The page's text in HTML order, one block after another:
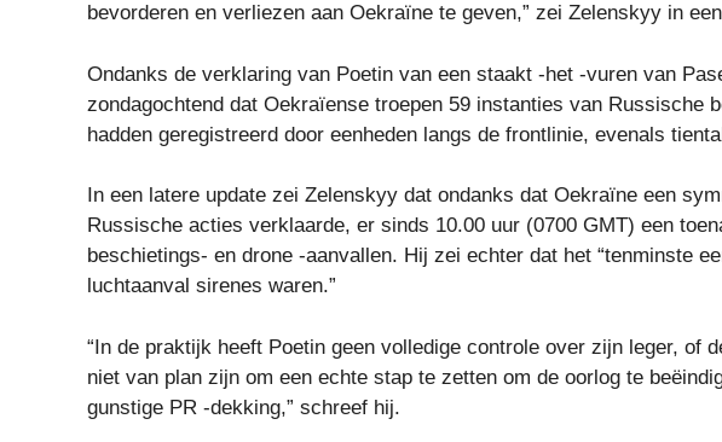
bevorderen en verliezen aan Oekraïne te geven,” zei Zelenskyy in
Ondanks de verklaring van Poetin van een staakt -het -vuren van
zondagochtend dat Oekraïense troepen 59 instanties van Russische
hadden geregistreerd door eenheden langs de frontlinie, evenals
In een latere update zei Zelenskyy dat ondanks dat Oekraïne een
Russische acties verklaarde, er sinds 10.00 uur (0700 GMT) een
beschietings- en drone -aanvallen. Hij zei echter dat het “tenminste
luchtaanval sirenes waren.”
“In de praktijk heeft Poetin geen volledige controle over zijn leger, of
niet van plan zijn om een ​​echte stap te zetten om de oorlog te
gunstige PR -dekking,” schreef hij.